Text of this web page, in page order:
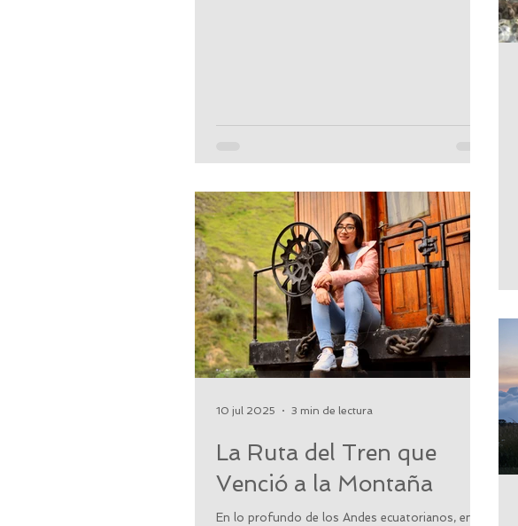
La Ruta del Tren que
Venció a la Montaña
En lo profundo de los Andes ecuatorianos, en el
10 jul 2025 3 min de lectura